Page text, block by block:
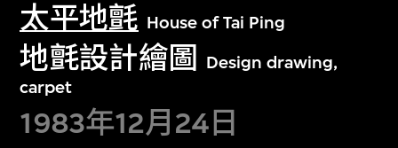
太平地氈 House of Tai Ping
地氈設計繪圖
Design drawing,
carpet
1983年12月24日